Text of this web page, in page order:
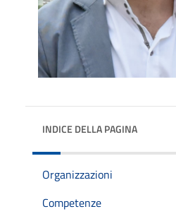
INDICE DELLA PAGINA
Organizzazioni
Competenze